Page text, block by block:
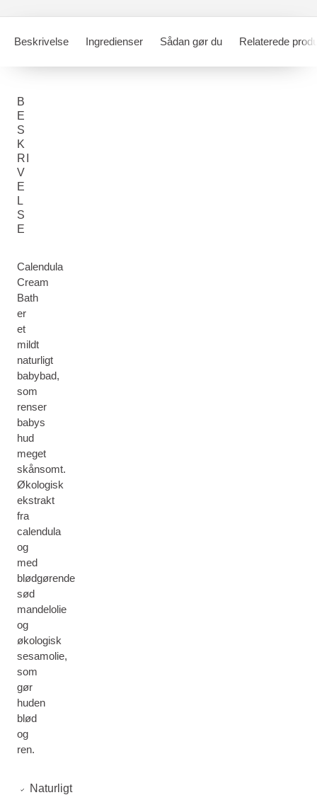
Beskrivelse Ingredienser Sådan gør du Relaterede
B
E
S
K
RI
V
E
L
S
E
Calendula
Cream
Bath
er
et
mildt
naturligt
babybad,
som
renser
babys
hud
meget
skånsomt.
Økologisk
ekstrakt
fra
calendula
og
med
blødgørende
sød
mandelolie
og
økologisk
sesamolie,
som
gør
huden
blød
og
ren.
Naturligt